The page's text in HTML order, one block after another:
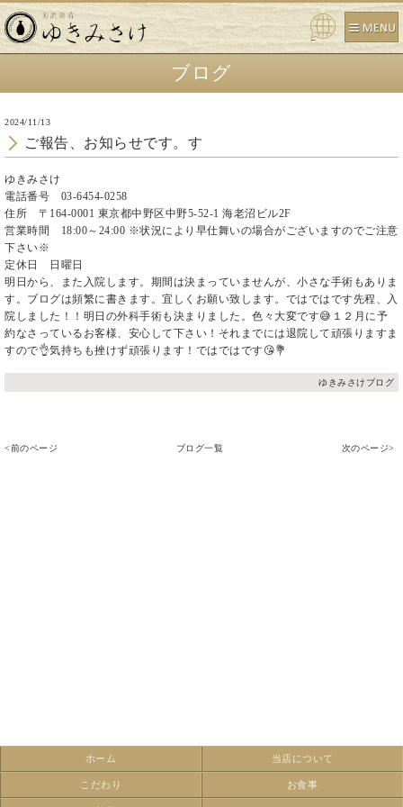
Powe
ブログ
2024/11/13
ご報告、お知らせです。す
ゆきみさけ
電話番号 03-6454-0258
住所 〒164-0001 東京都中野区中野5-52-1 海老沼ビル2F
営業時間 18:00～24:00 ※状況により早仕舞いの場合がございますのでご注意
下さい※
定休日 日曜日
明日から、また入院します。期間は決まっていませんが、小さな手術もありま
す。ブログは頻繁に書きます。宜しくお願い致します。ではではです先程、入
院しました！！明日の外科手術も決まりました。色々大変です😅１２月に予
約なさっているお客様、安心して下さい！それまでには退院して頑張りますま
すので👌気持ちも挫けず頑張ります！ではではです😘💐
ゆきみさけブログ
<前のページ ブログ一覧 次のページ>
ホーム 当店について
こだわり お食事